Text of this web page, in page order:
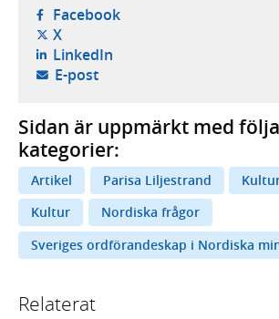
Facebook- öppnas i ny flik,
X- öppnas i ny flik, extern
LinkedIn- öppnas i ny flik, extern
E-post- öppnar din e-postklient,
Sidan är uppmärkt med
kategorier:
Artikel Parisa Liljestrand
Kultur
Nordiska frågor
Sveriges ordförandeskap i Nordiska
Relaterat